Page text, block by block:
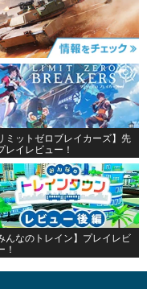
ミットゼロブレイカーズ】先
レイレビュー！
んなのトレイン】プレイレビ
！